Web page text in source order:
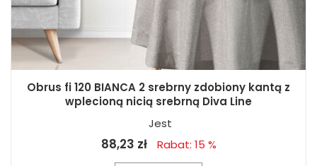
Obrus fi 120 BIANCA 2 srebrny zdobiony kantą z
wplecioną nicią srebrną Diva Line
Jest
88,23 zł Rabat: 15 %